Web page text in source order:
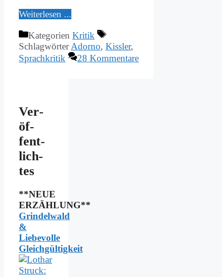
Wei­ter­le­sen ...
Kategorien Kritik
SchlagwörterAdorno, Kissler,
Sprachkritik
28 Kommentare
Ver­
öf­
fent­
lich­
tes
**NEUE
ERZÄHLUNG**
Grindelwald
&
Liebevolle
Gleichgültigkeit